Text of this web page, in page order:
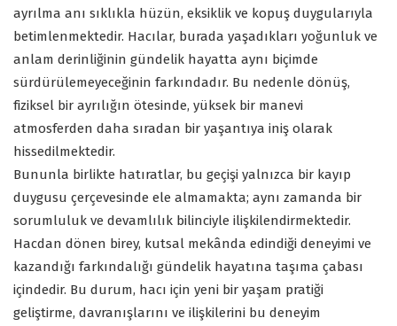
ayrılma anı sıklıkla hüzün, eksiklik ve kopuş duygularıyla
betimlenmektedir. Hacılar, burada yaşadıkları yoğunluk ve
anlam derinliğinin gündelik hayatta aynı biçimde
sürdürülemeyeceğinin farkındadır. Bu nedenle dönüş,
fiziksel bir ayrılığın ötesinde, yüksek bir manevi
atmosferden daha sıradan bir yaşantıya iniş olarak
hissedilmektedir.
Bununla birlikte hatıratlar, bu geçişi yalnızca bir kayıp
duygusu çerçevesinde ele almamakta; aynı zamanda bir
sorumluluk ve devamlılık bilinciyle ilişkilendirmektedir.
Hacdan dönen birey, kutsal mekânda edindiği deneyimi ve
kazandığı farkındalığı gündelik hayatına taşıma çabası
içindedir. Bu durum, hacı için yeni bir yaşam pratiği
geliştirme, davranışlarını ve ilişkilerini bu deneyim